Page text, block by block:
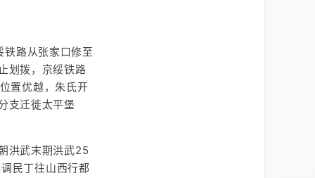
路从张家口修至
划拨，京绥铁路
置优越，朱氏开
支迁徙太平堡
洪武末期洪武25
民丁往山西行都